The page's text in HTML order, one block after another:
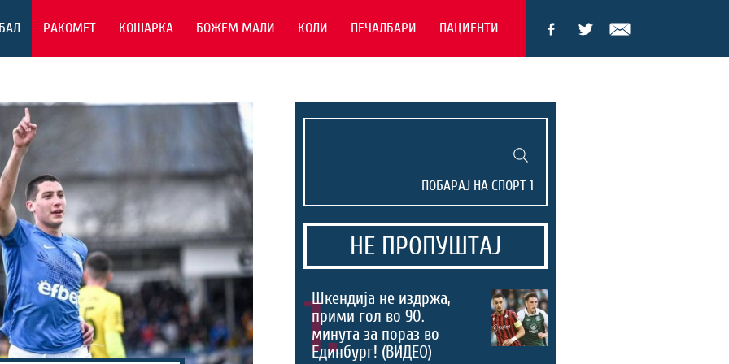
РАКОМЕТ КОШАРКА БОЖЕМ МАЛИ КОЛИ ПЕЧАЛБАРИ ПАЦИЕНТИ
НЕ ПРОПУШТАЈ
1.
Шкендија не издржа,
прими гол во 90.
минута за пораз во
Единбург! (ВИДЕО)